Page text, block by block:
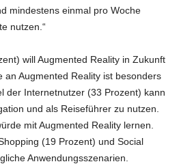
mindestens einmal pro Woche
nutzen.“
will Augmented Reality in Zukunft
an Augmented Reality ist besonders
der Internetnutzer (33 Prozent) kann
und als Reiseführer zu nutzen.
mit Augmented Reality lernen.
(19 Prozent) und Social
Anwendungsszenarien.